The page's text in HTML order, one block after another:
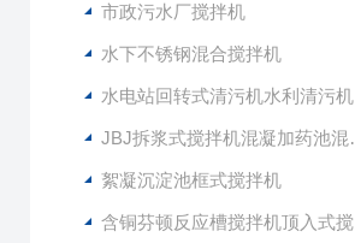
市政污水厂搅拌机
水下不锈钢混合搅拌机
水电站回转式清污机水利清污机
JBJ拆浆式搅拌机混凝加药池混合型搅拌器
絮凝沉淀池框式搅拌机
含铜芬顿反应槽搅拌机顶入式搅拌器